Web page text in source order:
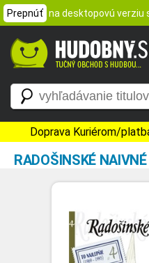
Prepnúť na desktopovú verziu
Doprava Kuriérom/
RADOŠINSKÉ